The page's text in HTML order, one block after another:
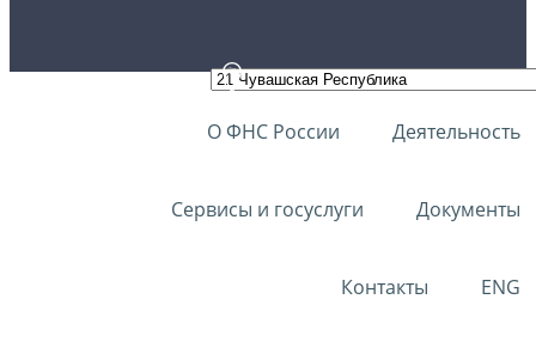
О ФНС России Деятельность
Сервисы и госуслуги Документы
Контакты ENG